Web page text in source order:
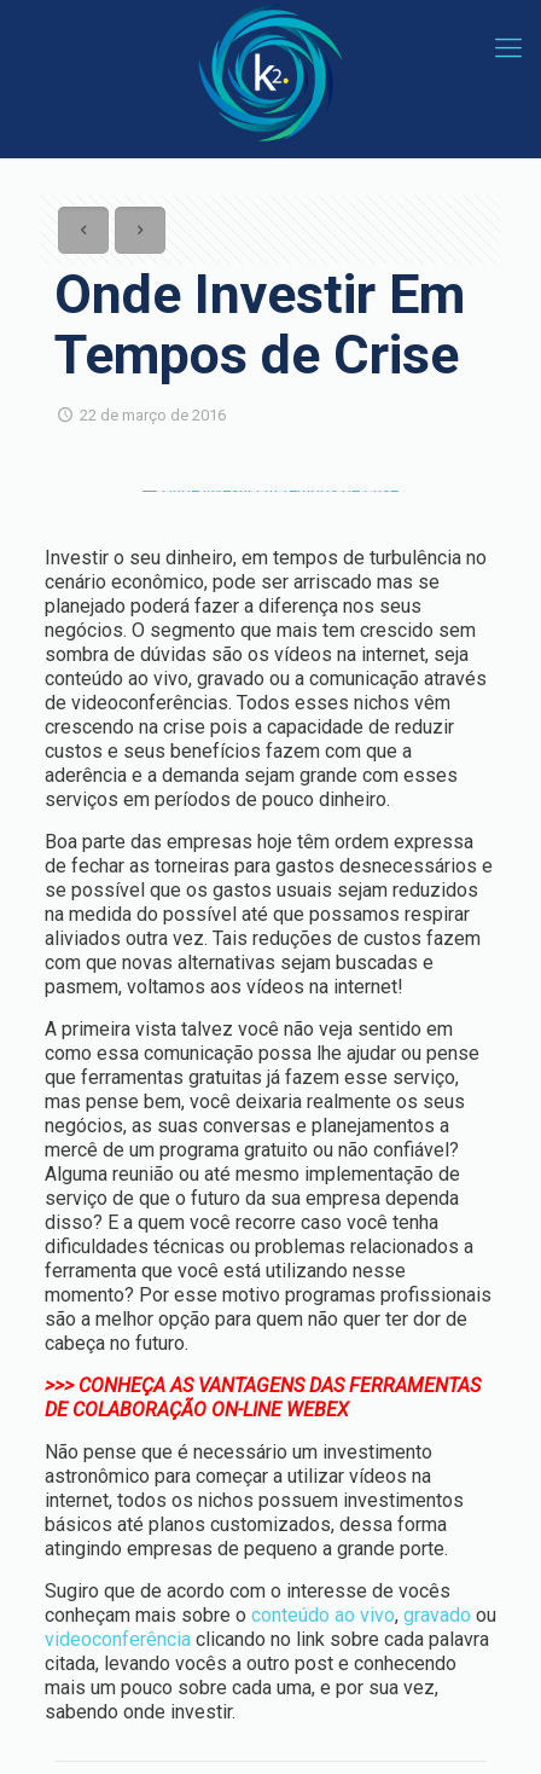
Onde Investir Em
Tempos de Crise
22 de março de 2016
Investir o seu dinheiro, em tempos de turbulência no
cenário econômico, pode ser arriscado mas se
planejado poderá fazer a diferença nos seus
negócios. O segmento que mais tem crescido sem
sombra de dúvidas são os vídeos na internet, seja
conteúdo ao vivo, gravado ou a comunicação através
de videoconferências. Todos esses nichos vêm
crescendo na crise pois a capacidade de reduzir
custos e seus benefícios fazem com que a
aderência e a demanda sejam grande com esses
serviços em períodos de pouco dinheiro.
Boa parte das empresas hoje têm ordem expressa
de fechar as torneiras para gastos desnecessários e
se possível que os gastos usuais sejam reduzidos
na medida do possível até que possamos respirar
aliviados outra vez. Tais reduções de custos fazem
com que novas alternativas sejam buscadas e
pasmem, voltamos aos vídeos na internet!
A primeira vista talvez você não veja sentido em
como essa comunicação possa lhe ajudar ou pense
que ferramentas gratuitas já fazem esse serviço,
mas pense bem, você deixaria realmente os seus
negócios, as suas conversas e planejamentos a
mercê de um programa gratuito ou não confiável?
Alguma reunião ou até mesmo implementação de
serviço de que o futuro da sua empresa dependa
disso? E a quem você recorre caso você tenha
dificuldades técnicas ou problemas relacionados a
ferramenta que você está utilizando nesse
momento? Por esse motivo programas profissionais
são a melhor opção para quem não quer ter dor de
cabeça no futuro.
>>> CONHEÇA AS VANTAGENS DAS FERRAMENTAS
DE COLABORAÇÃO ON-LINE WEBEX
Não pense que é necessário um investimento
astronômico para começar a utilizar vídeos na
internet, todos os nichos possuem investimentos
básicos até planos customizados, dessa forma
atingindo empresas de pequeno a grande porte.
Sugiro que de acordo com o interesse de vocês
conheçam mais sobre o conteúdo ao vivo, gravado ou
videoconferênciaclicando no link sobre cada palavra
citada, levando vocês a outro post e conhecendo
mais um pouco sobre cada uma, e por sua vez,
sabendo onde investir.